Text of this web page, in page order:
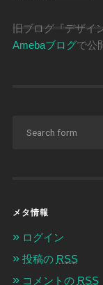
イ
ブ
旧ブログ『デザイ
Amebaブログで公
メタ情報
ログイン
投稿の RSS
コメントの RSS